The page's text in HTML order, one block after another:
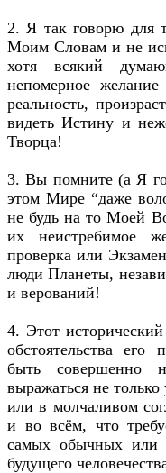
2. Я так говорю для
Моим Словам и не
хотя всякий
непомерное
реальность,
видеть Истину и
Творца!
3. Вы помните (а Я
этом Мире “даже
не будь на то Моей
их неистребимое
проверка или
люди Планеты,
и верований!
4. Этот
обстоятельства его
быть совершенно
выражаться не
или в молчаливом
и во всём, что
самых обычных или
будущего